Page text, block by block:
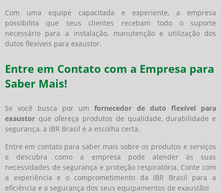
Com uma equipe capacitada e experiente, a empresa
possibilita que seus clientes recebam todo o suporte
necessário para a instalação, manutenção e utilização dos
dutos flexíveis para exaustor.
Entre em Contato com a Empresa para
Saber Mais!
Se você busca por um fornecedor de duto flexível para
exaustor que ofereça produtos de qualidade, durabilidade e
segurança, a IBR Brasil é a escolha certa.
Entre em contato para saber mais sobre os produtos e serviços
e descubra como a empresa pode atender às suas
necessidades de segurança e proteção respiratória. Conte com
a experiência e o comprometimento da IBR Brasil para a
eficiência e a segurança dos seus equipamentos de exaustão!